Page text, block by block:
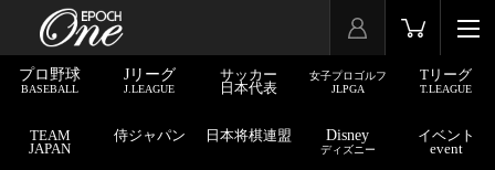
プロ野球
BASEBALL
Jリーグ
J.LEAGUE
サッカー
日本代表
女子プロゴルフ
JLPGA
Tリーグ
T.LEAGUE
TEAM
JAPAN
侍ジャパン 日本将棋連盟 Disney
ディズニー
イベント
event